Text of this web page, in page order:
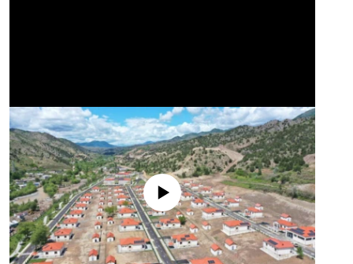
No media source currently available